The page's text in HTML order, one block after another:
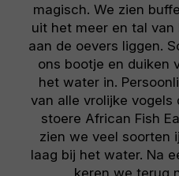
magisch. We zien
uit het meer en tal
aan de oevers liggen.
ons bootje en duiken
het water in.
van alle vrolijke vogels
stoere African Fish
zien we veel soorten
laag bij het water. Na
keren we terug